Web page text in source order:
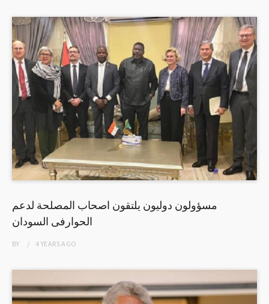
مسؤولون دوليون يلتقون اصحاب المصلحة لدعم
الحوارفى السودان
BY 4 YEARSAGO